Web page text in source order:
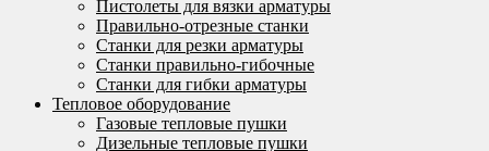
Пистолеты для вязки арматуры
Правильно-отрезные станки
Станки для резки арматуры
Станки правильно-гибочные
Станки для гибки арматуры
Тепловое оборудование
Газовые тепловые пушки
Дизельные тепловые пушки